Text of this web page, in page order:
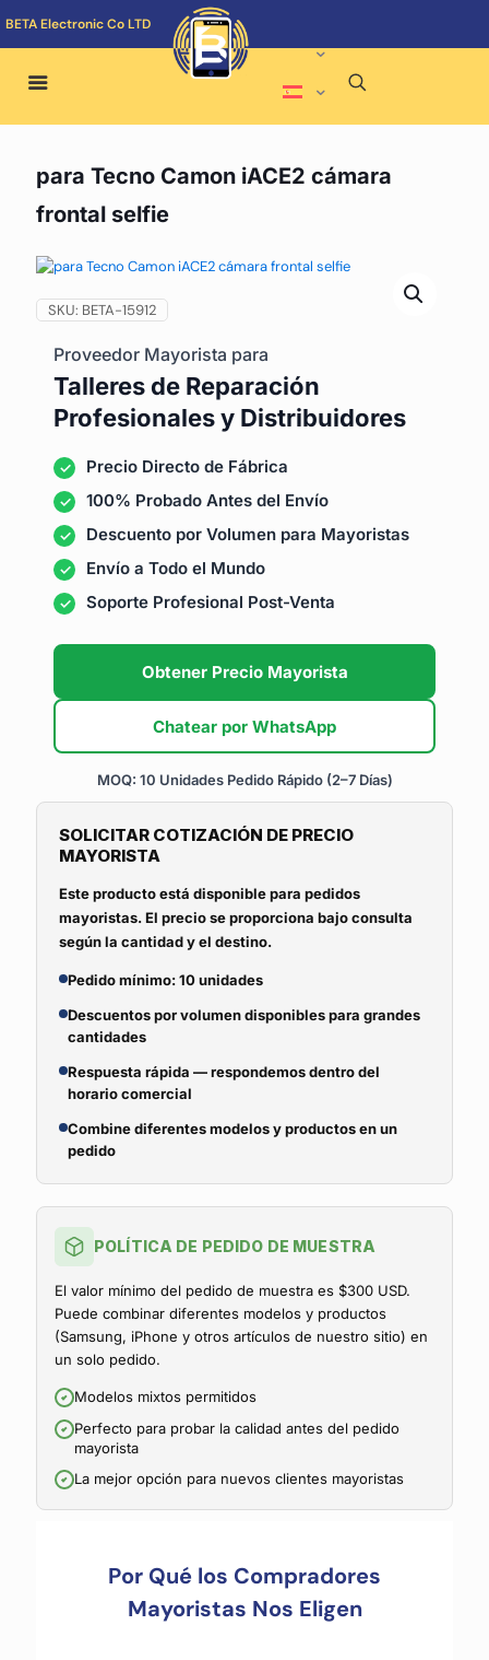
BETA Electronic Co LTD
para Tecno Camon iACE2 cámara
frontal selfie
SKU: BETA-15912
Proveedor Mayorista para
Talleres de Reparación
Profesionales y Distribuidores
Precio Directo de Fábrica
100% Probado Antes del Envío
Descuento por Volumen para Mayoristas
Envío a Todo el Mundo
Soporte Profesional Post-Venta
Obtener Precio Mayorista
Chatear por WhatsApp
MOQ: 10 Unidades Pedido Rápido (2–7 Días)
SOLICITAR COTIZACIÓN DE PRECIO
MAYORISTA
Este producto está disponible para pedidos
mayoristas. El precio se proporciona bajo consulta
según la cantidad y el destino.
Pedido mínimo: 10 unidades
Descuentos por volumen disponibles para grandes
cantidades
Respuesta rápida — respondemos dentro del
horario comercial
Combine diferentes modelos y productos en un
pedido
POLÍTICA DE PEDIDO DE MUESTRA
El valor mínimo del pedido de muestra es $300 USD.
Puede combinar diferentes modelos y productos
(Samsung, iPhone y otros artículos de nuestro sitio) en
un solo pedido.
Modelos mixtos permitidos
Perfecto para probar la calidad antes del pedido
mayorista
La mejor opción para nuevos clientes mayoristas
Por Qué los Compradores
Mayoristas Nos Eligen